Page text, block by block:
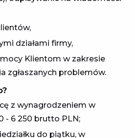
działami firmy,
Klientom w zakresie
zgłaszanych problemów.
z wynagrodzeniem w
- 6 250 brutto PLN;
do piątku, w